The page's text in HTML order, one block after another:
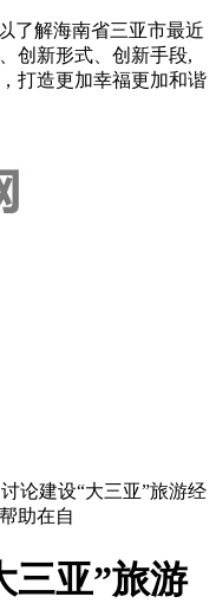
了解海南省三亚市最近
创新形式、创新手段,
打造更加幸福更加和谐
论建设“大三亚”旅游经
助在自
三亚”旅游